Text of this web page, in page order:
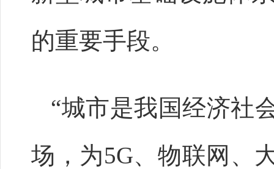
的重要手段。
“城市是我国经济社
场，为5G、物联网、